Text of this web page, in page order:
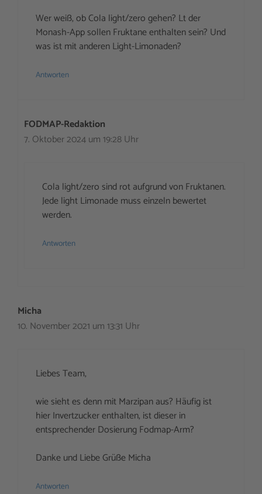
Wer weiß, ob Cola light/zero gehen? Lt der
Monash-App sollen Fruktane enthalten sein? Und
was ist mit anderen Light-Limonaden?
Antworten
FODMAP-Redaktion
7. Oktober 2024 um 19:28 Uhr
Cola light/zero sind rot aufgrund von Fruktanen.
Jede light Limonade muss einzeln bewertet
werden.
Antworten
Micha
10. November 2021 um 13:31 Uhr
Liebes Team,
wie sieht es denn mit Marzipan aus? Häufig ist
hier Invertzucker enthalten, ist dieser in
entsprechender Dosierung Fodmap-Arm?
Danke und Liebe Grüße Micha
Antworten